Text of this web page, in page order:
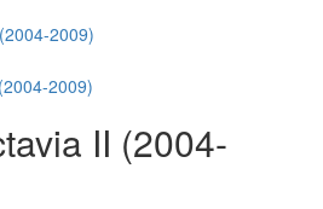
2009)
II (2004-